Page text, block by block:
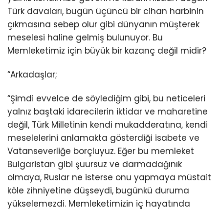
Türk davaları, bugün üçüncü bir cihan harbinin
çıkmasına sebep olur gibi dünyanın müşterek
meselesi haline gelmiş bulunuyor. Bu
Memleketimiz için büyük bir kazanç değil midir?
“Arkadaşlar;
“Şimdi evvelce de söylediğim gibi, bu neticeleri
yalnız baştaki idarecilerin iktidar ve maharetine
değil, Türk Milletinin kendi mukadderatına, kendi
meselelerini anlamakta gösterdiği isabete ve
Vatanseverliğe borçluyuz. Eğer bu memleket
Bulgaristan gibi şuursuz ve darmadağınık
olmaya, Ruslar ne isterse onu yapmaya müstait
köle zihniyetine düşseydi, bugünkü duruma
yükselemezdi. Memleketimizin iç hayatında